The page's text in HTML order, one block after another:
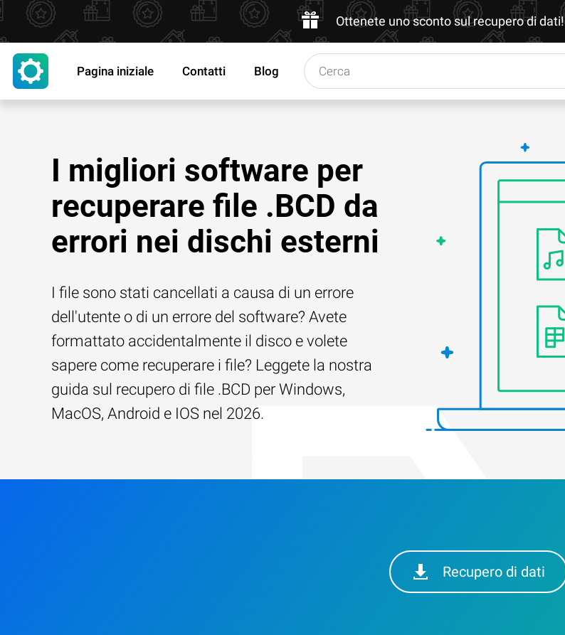
Ottenete uno sconto sul recupero di dati!
Pagina iniziale Contatti Blog
I migliori software per
recuperare file .BCD da
errori nei dischi esterni
I file sono stati cancellati a causa di un errore
dell'utente o di un errore del software? Avete
formattato accidentalmente il disco e volete
sapere come recuperare i file? Leggete la nostra
guida sul recupero di file .BCD per Windows,
MacOS, Android e IOS nel 2026.
Recupero di dati